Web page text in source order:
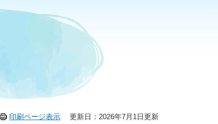
印刷ページ表示 更新日：2026年7月1日更新